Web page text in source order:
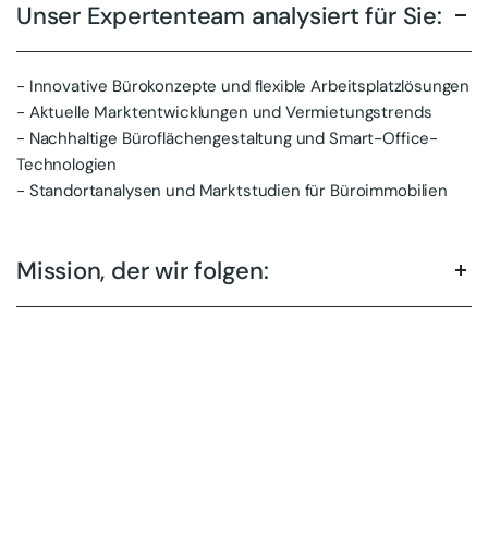
Unser Expertenteam analysiert für Sie:
- Innovative Bürokonzepte und flexible Arbeitsplatzlösungen
- Aktuelle Marktentwicklungen und Vermietungstrends
- Nachhaltige Büroflächengestaltung und Smart-Office-
Technologien
- Standortanalysen und Marktstudien für Büroimmobilien
Mission, der wir folgen: